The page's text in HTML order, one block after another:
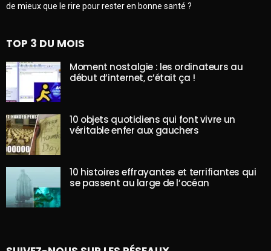
de mieux que le rire pour rester en bonne santé ?
TOP 3 DU MOIS
Moment nostalgie : les ordinateurs au
début d’internet, c’était ça !
10 objets quotidiens qui font vivre un
véritable enfer aux gauchers
10 histoires effrayantes et terrifiantes qui
se passent au large de l’océan